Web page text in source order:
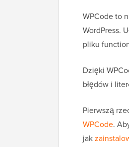
WPCode to
WordPress.
pliku
Dzięki
błędów i
Pierwszą
WPCode.
jak